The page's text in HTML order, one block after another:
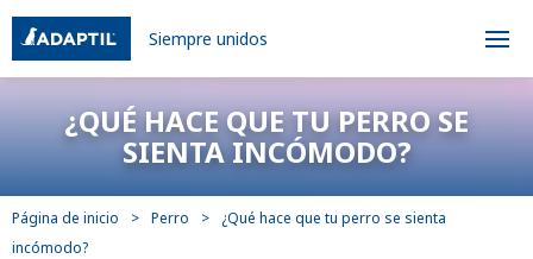
Siempre unidos
¿QUÉ HACE QUE TU PERRO SE
SIENTA INCÓMODO?
Página de inicio Perro
¿Qué hace que tu perro se sienta
incómodo?